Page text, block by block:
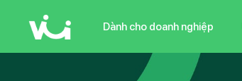
Dành cho doanh nghiệp